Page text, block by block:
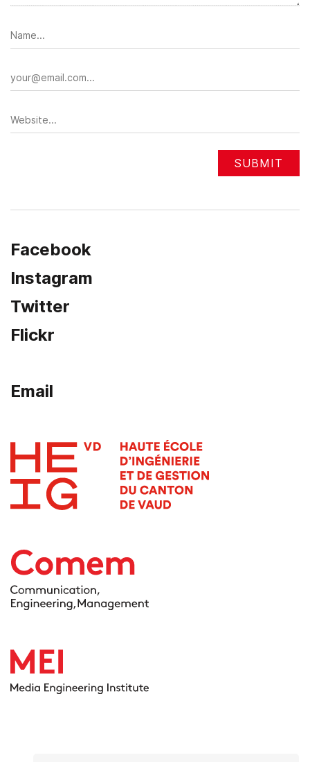
Facebook
Instagram
Twitter
Flickr
Email